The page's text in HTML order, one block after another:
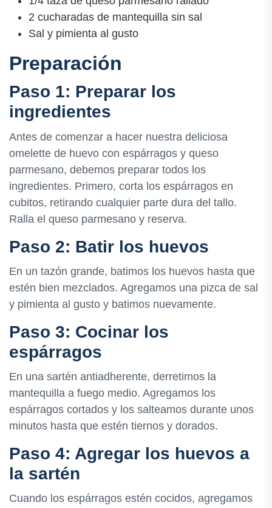
2 cucharadas de mantequilla sin sal
Sal y pimienta al gusto
Preparación
Paso 1: Preparar los
ingredientes
Antes de comenzar a hacer nuestra deliciosa
omelette de huevo con espárragos y queso
parmesano, debemos preparar todos los
ingredientes. Primero, corta los espárragos en
cubitos, retirando cualquier parte dura del tallo.
Ralla el queso parmesano y reserva.
Paso 2: Batir los huevos
En un tazón grande, batimos los huevos hasta que
estén bien mezclados. Agregamos una pizca de sal
y pimienta al gusto y batimos nuevamente.
Paso 3: Cocinar los
espárragos
En una sartén antiadherente, derretimos la
mantequilla a fuego medio. Agregamos los
espárragos cortados y los salteamos durante unos
minutos hasta que estén tiernos y dorados.
Paso 4: Agregar los huevos a
la sartén
Cuando los espárragos estén cocidos, agregamos